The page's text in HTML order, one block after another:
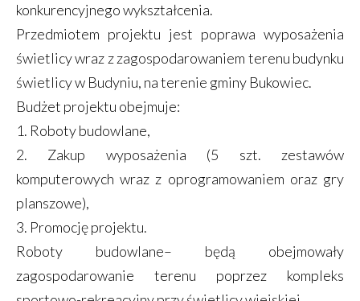
konkurencyjnego wykształcenia.
Przedmiotem projektu jest poprawa wyposażenia
świetlicy wraz z zagospodarowaniem terenu budynku
świetlicy w Budyniu, na terenie gminy Bukowiec.
Budżet projektu obejmuje:
1. Roboty budowlane,
2. Zakup wyposażenia (5 szt. zestawów
komputerowych wraz z oprogramowaniem oraz gry
planszowe),
3. Promocję projektu.
Roboty budowlane– będą obejmowały
zagospodarowanie terenu poprzez kompleks